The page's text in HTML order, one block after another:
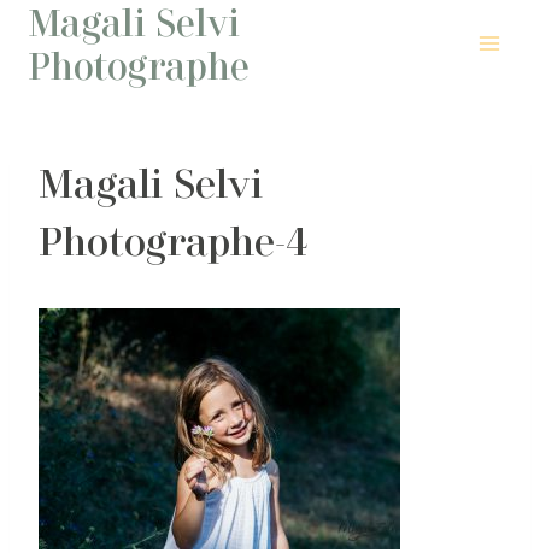
Aller
contenu
Magali Selvi
Photographe
Magali Selvi
Photographe-4